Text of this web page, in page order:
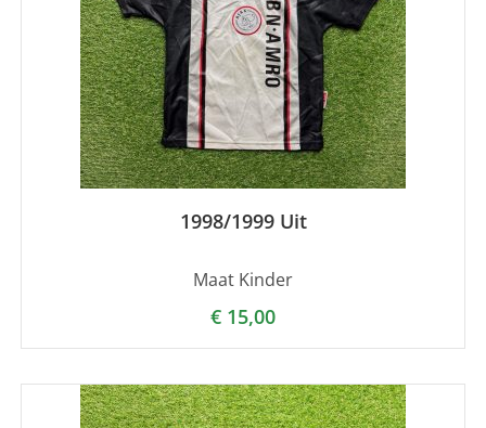
1998/1999 Uit
Maat Kinder
€ 15,00